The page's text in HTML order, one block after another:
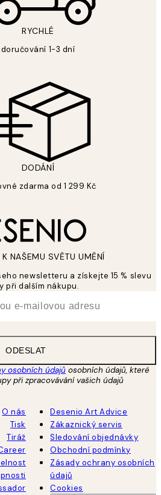
RYCHLÉ
doručování 1-3 dní
DODÁNÍ
zdarma od 1 299 Kč
NAŠEMU SVĚTU UMĚNÍ
newsletteru a získejte 15 % slevu
při dalším nákupu.
ODESLAT
osobních údajů osobních údajů, které
při zpracovávání vašich údajů
O nás
Tisk
Tiráž
Desenio Art Advice
Zákaznický servis
Sledování objednávky
Obchodní podmínky
Zásady ochrany osobních
údajů
Cookies